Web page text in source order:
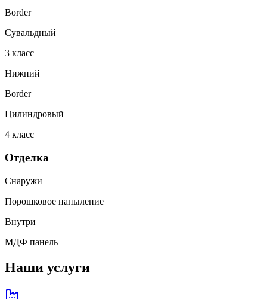
Border
Сувальдный
3 класс
Нижний
Border
Цилиндровый
4 класс
Отделка
Снаружи
Порошковое напыление
Внутри
МДФ панель
Наши услуги